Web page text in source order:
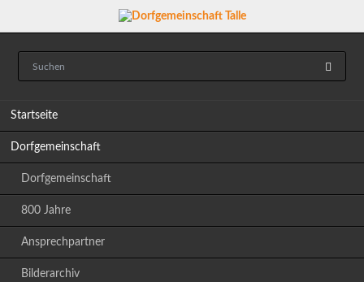
Startseite
Dorfgemeinschaft
Dorfgemeinschaft
800 Jahre
Ansprechpartner
Bilderarchiv